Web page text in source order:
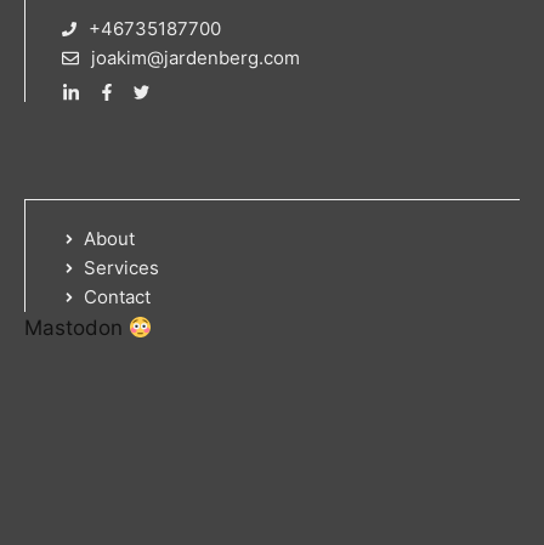
+46735187700
joakim@jardenberg.com
About
Services
Contact
Mastodon